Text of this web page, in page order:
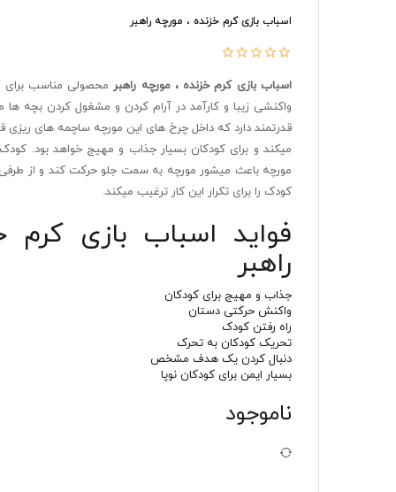
اسباب بازی کرم خزنده ، مورچه راهبر
اسباب بازی کرم خزنده ، مورچه راهبر
واکنشی زیبا و کارآمد در آرام کردن و مشغول کردن بچه ها
قدرتمند دارد که داخل چرخ های این مورچه ساچمه های ریزی
میکند و برای کودکان بسیار جذاب و مهیج خواهد بود.
مورچه باعث میشور مورچه به سمت جلو حرکت کند و از
کودک را برای تکرار این کار ترغیب میکند.
فواید اسباب بازی کرم
راهبر
جذاب و مهیج برای کودکان
واکنش حرکتی دستان
راه رفتن کودک
تحریک کودکان به تحرک
دنبال کردن یک هدف مشخص
بسیار ایمن برای کودکان نوپا
ناموجود